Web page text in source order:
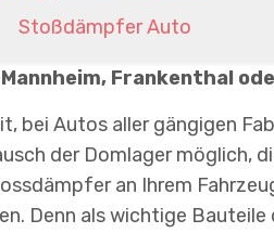
Stoßdämpfer Auto
Frankenthal
bei Autos aller gängigen
der Domlager
an Ihrem
Denn als wichtige